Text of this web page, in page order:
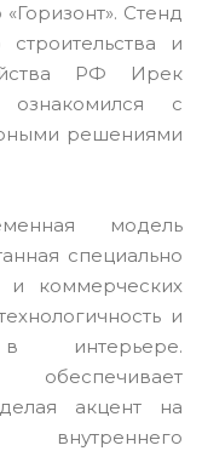
Стенд
и
РФ Ирек
с
решениями
модель
специально
и коммерческих
и
интерьере.
акцент на
внутреннего